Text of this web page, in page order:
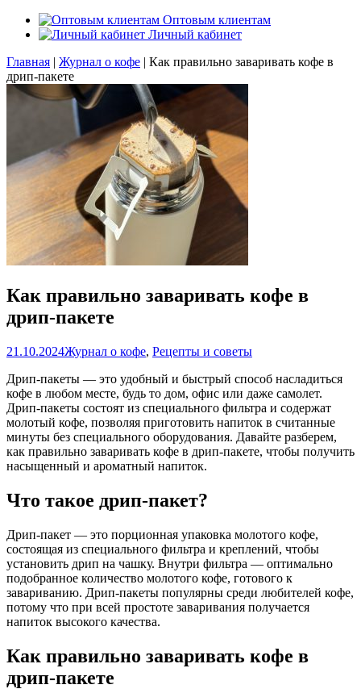
Оптовым клиентам
Личный кабинет
Главная | Журнал о кофе | Как правильно заваривать кофе в
дрип-пакете
Как правильно заваривать кофе в
дрип-пакете
21.10.2024Журнал о кофе, Рецепты и советы
Дрип-пакеты — это удобный и быстрый способ насладиться
кофе в любом месте, будь то дом, офис или даже самолет.
Дрип-пакеты состоят из специального фильтра и содержат
молотый кофе, позволяя приготовить напиток в считанные
минуты без специального оборудования. Давайте разберем,
как правильно заваривать кофе в дрип-пакете, чтобы получить
насыщенный и ароматный напиток.
Что такое дрип-пакет?
Дрип-пакет — это порционная упаковка молотого кофе,
состоящая из специального фильтра и креплений, чтобы
установить дрип на чашку. Внутри фильтра — оптимально
подобранное количество молотого кофе, готового к
завариванию. Дрип-пакеты популярны среди любителей кофе,
потому что при всей простоте заваривания получается
напиток высокого качества.
Как правильно заваривать кофе в
дрип-пакете